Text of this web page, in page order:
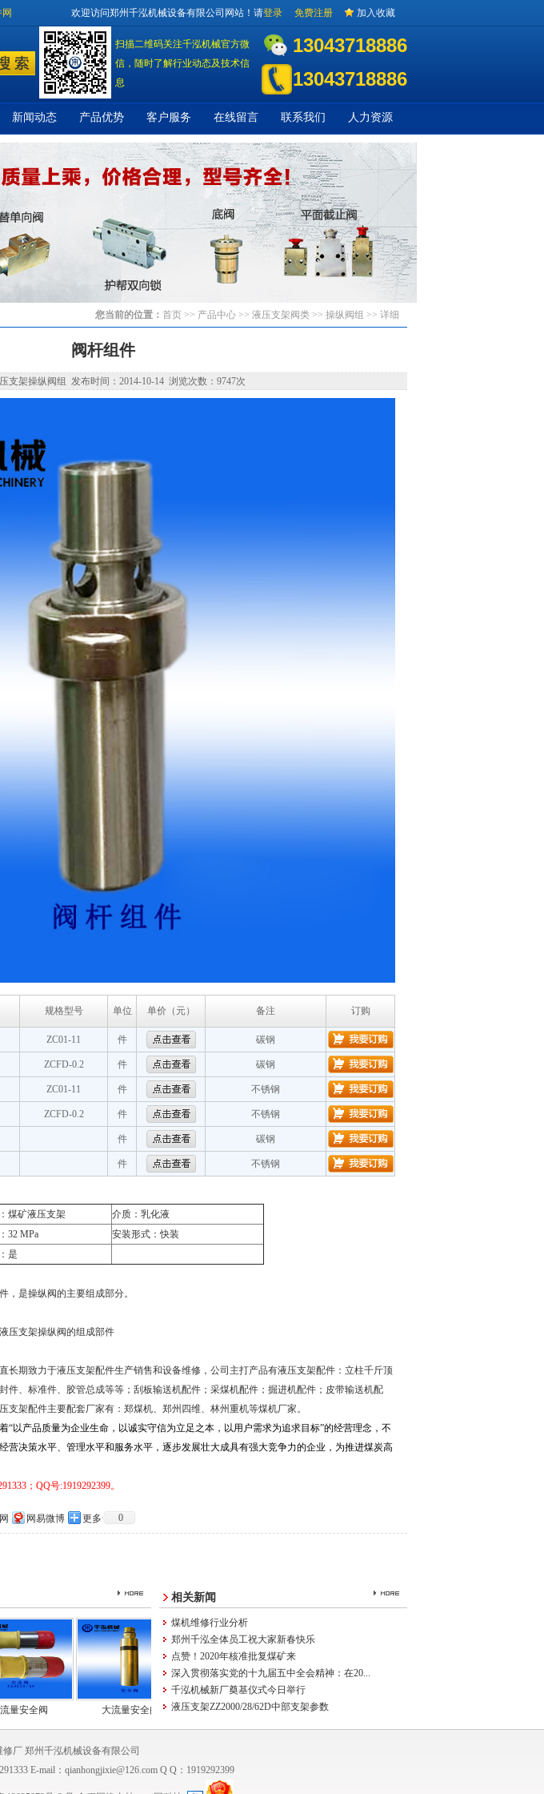
欢迎访问郑州千泓机械设备有限公司网站！请登录 免费注册 加入收藏
扫描二维码关注千泓机械官方微
信，随时了解行业动态及技术信
息
13043718886
13043718886
新闻动态 产品优势 客户服务 在线留言 联系我们 人力资源
您当前的位置： 首页 >> 产品中心 >> 液压支架阀类 >> 操纵阀组 >> 详细
阀杆组件
支架操纵阀组 发布时间：2014-10-14 浏览次数：9747次
规格型号 单位 单价（元） 备注 订购
ZC01-11 件 碳钢
ZCFD-0.2 件 碳钢
ZC01-11 件 不锈钢
ZCFD-0.2 件 不锈钢
件 碳钢
件 不锈钢
煤矿液压支架
介质：乳化液
32 MPa
安装形式：快装
是
是操纵阀的主要组成部分。
压支架操纵阀的组成部件
长期致力于液压支架配件生产销售和设备维修，公司主打产品有液压支架配件：立柱千斤顶
件、标准件、胶管总成等等；刮板输送机配件；采煤机配件；掘进机配件；皮带输送机配
支架配件主要配套厂家有：郑煤机、郑州四维、林州重机等煤机厂家。
“以产品质量为企业生命，以诚实守信为立足之本，以用户需求为追求目标”的经营理念，不
营决策水平、管理水平和服务水平，逐步发展壮大成具有强大竞争力的企业，为推进煤炭高
； QQ号:1919292399。
网易微博 更多 0
安全阀 大流量安全阀 超大流量安全阀 电液控制器
相关新闻
煤机维修行业分析
郑州千泓全体员工祝大家新春快乐
点赞！2020年核准批复煤矿来
深入贯彻落实党的十九届五中全会精神：在20...
千泓机械新厂奠基仪式今日举行
液压支架ZZ2000/28/62D中部支架参数
修厂 郑州千泓机械设备有限公司
E-mail：qianhongjixie@126.com Q Q：1919292399